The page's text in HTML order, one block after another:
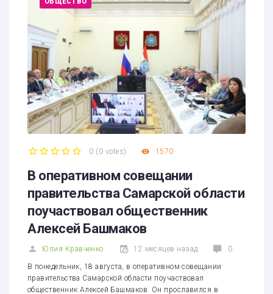
0 ( 0 votes) 1570
В оперативном совещании
правительства Самарской области
поучаствовал общественник
Алексей Башмаков
Юлия Кравченко 12 месяцев назад 0
В понедельник, 18 августа, в оперативном совещании
правительства Самарской области поучаствовал
общественник Алексей Башмаков. Он прославился в